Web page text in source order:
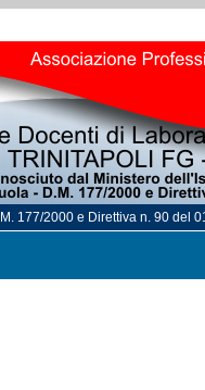
177/2000 e Direttiva n. 90 del